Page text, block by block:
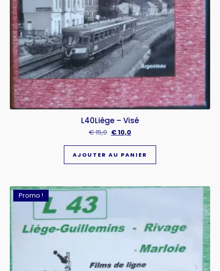
L40Liège – Visé
€15,0 €10,0
AJOUTER AU PANIER
Promo !